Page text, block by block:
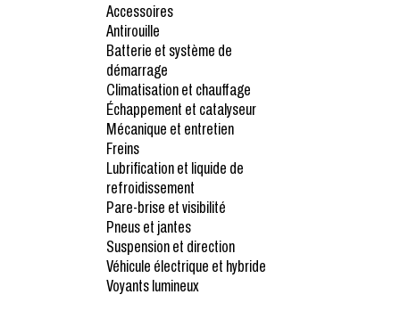
Accessoires
Antirouille
Batterie et système de
démarrage
Climatisation et chauffage
Échappement et catalyseur
Mécanique et entretien
Freins
Lubrification et liquide de
refroidissement
Pare-brise et visibilité
Pneus et jantes
Suspension et direction
Véhicule électrique et hybride
Voyants lumineux